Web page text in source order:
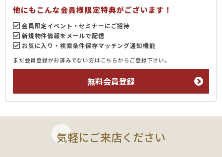
他にもこんな会員様限定特典がございます！
会員限定イベント・セミナーにご招待
新規物件情報をメールで配信
お気に入り・検索条件保存マッチング通知機能
まだ会員登録がお済みでない方はこちらからご登録下さい。
無料会員登録
気軽にご来店ください